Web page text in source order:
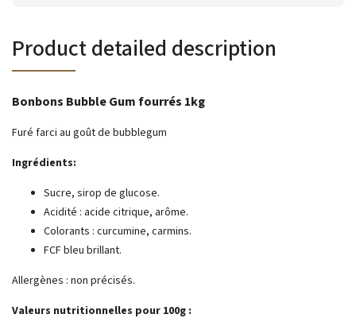
Product detailed description
Bonbons Bubble Gum fourrés 1kg
Furé farci au goût de bubblegum
Ingrédients:
Sucre, sirop de glucose.
Acidité : acide citrique, arôme.
Colorants : curcumine, carmins.
FCF bleu brillant.
Allergènes : non précisés.
Valeurs nutritionnelles pour 100g :